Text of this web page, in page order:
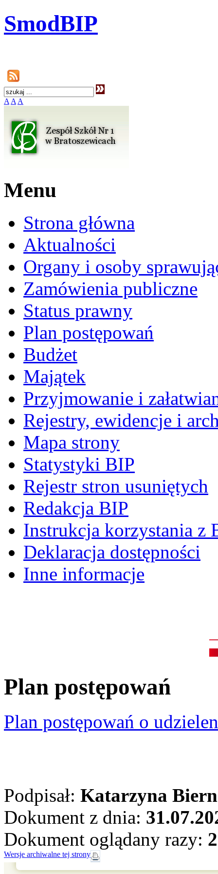
SmodBIP
A A A
Menu
Strona główna
Aktualności
Organy i osoby
Zamówienia publiczne
Status prawny
Plan postępowań
Budżet
Majątek
Przyjmowanie i
Rejestry, ewidencje i
Mapa strony
Statystyki BIP
Rejestr stron usuniętych
Redakcja BIP
Instrukcja korzystania z
Deklaracja dostępności
Inne informacje
Plan postępowań
Plan postępowań o
Podpisał: Katarzyna
Dokument z dnia:
Dokument oglądany razy:
Wersje archiwalne tej strony